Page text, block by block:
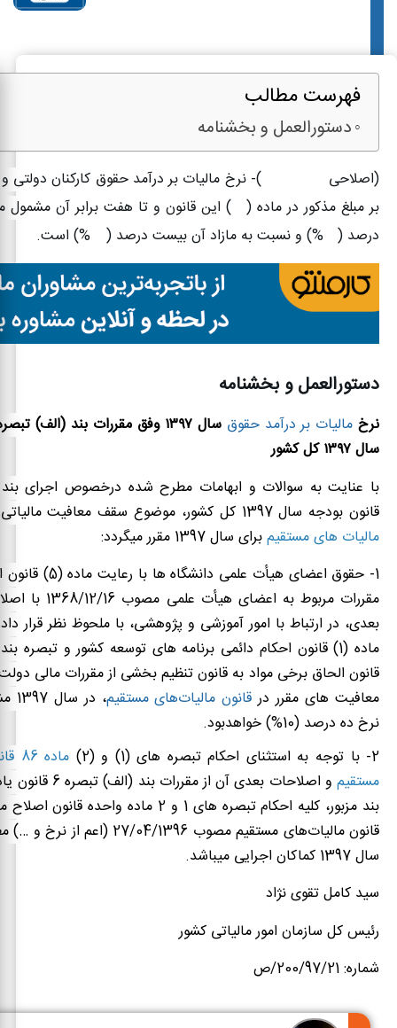
فهرست مطالب
دستورالعمل و بخشنامه
(اصلاحی ۱۳۷۱/۰۲/۰۷)-
نرخ مالیات بر درآمد حقوق کارکنان دولتی
بر مبلغ مذکور در ماده (
این قانون و تا هفت برابر آن مشمول
درصد (
و نسبت به مازاد آن بیست‌ درصد ( است.
دستورالعمل و بخشنامه
نرخ مالیات بر درآمد حقوق سال ۱۳۹۷ وفق مقررات بند (الف)
سال۱۳۹۷کل کشور
قانون بودجه سال 1397 کل کشور، موضوع سقف معافیت مالیاتی
مالیات های مستقیمبرای سال 1397 مقرر می­گردد:
1-­ حقوق اعضای هیأت علمی
مقررات مربوط به
بعدی، در ارتباط با امور آموزشی و پژوهشی، با ملحوظ نظر قرار
معافیت های مقرر در قانون مالیات‌های مستقیم
،
نرخ ده درصد (10%) خواهدبود
.
2-­ با توجه به استثنای احکام تبصره های (1) و (2)
مستقیم
و اصلاحات بعدی آن از
بند مزبور، کلیه احکام تبصره های 1 و 2 ماده واحده قانون اصلاح
قانون مالیات‌های مستقیم
مصوب 27/04/1396 (اعم از
سال 1397 کماکان اجرایی می­باشد.
سید کامل تقوی نژاد
رئیس کل سازمان امور مالیاتی کشور
شماره: 200/97/21/ص